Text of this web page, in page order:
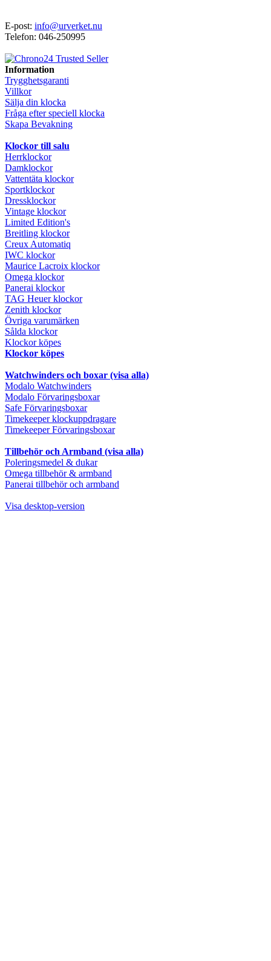
E-post: info@urverket.nu
Telefon: 046-250995
Information
Trygghetsgaranti
Villkor
Sälja din klocka
Fråga efter speciell klocka
Skapa Bevakning
Klockor till salu
Herrklockor
Damklockor
Vattentäta klockor
Sportklockor
Dressklockor
Vintage klockor
Limited Edition's
Breitling klockor
Creux Automatiq
IWC klockor
Maurice Lacroix klockor
Omega klockor
Panerai klockor
TAG Heuer klockor
Zenith klockor
Övriga varumärken
Sålda klockor
Klockor köpes
Klockor köpes
Watchwinders och boxar (visa alla)
Modalo Watchwinders
Modalo Förvaringsboxar
Safe Förvaringsboxar
Timekeeper klockuppdragare
Timekeeper Förvaringsboxar
Tillbehör och Armband (visa alla)
Poleringsmedel & dukar
Omega tillbehör & armband
Panerai tillbehör och armband
Visa desktop-version